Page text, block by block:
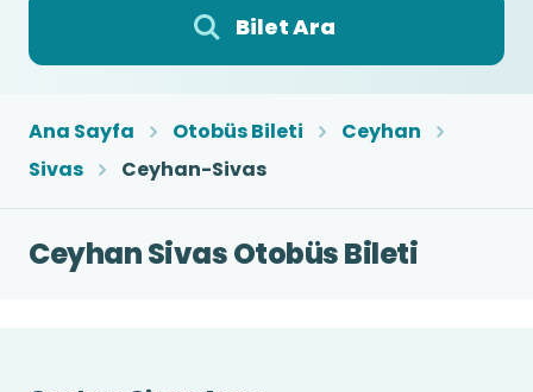
Bilet Ara
Ana Sayfa Otobüs Bileti
Ceyhan
Sivas
Ceyhan-Sivas
Ceyhan Sivas Otobüs Bileti